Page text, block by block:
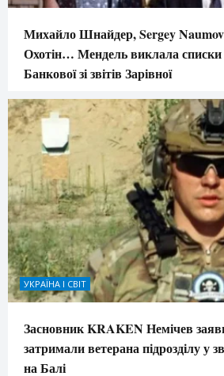
Михайло Шнайдер, Sergey
Охотін… Мендель виклала списки
Банкової зі звітів Зарівної
УКРАЇНА І СВІТ
Засновник KRAKEN Немічев
затримали ветерана підрозділу у
на Балі